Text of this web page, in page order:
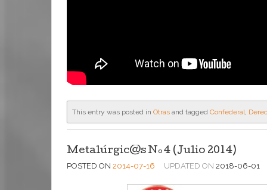
This entry was posted in Otras and tagged Confederal,
Metalúrgic@s Nº4 (Julio 2014)
POSTED ON 2014-07-16 UPDATED ON 2018-06-01